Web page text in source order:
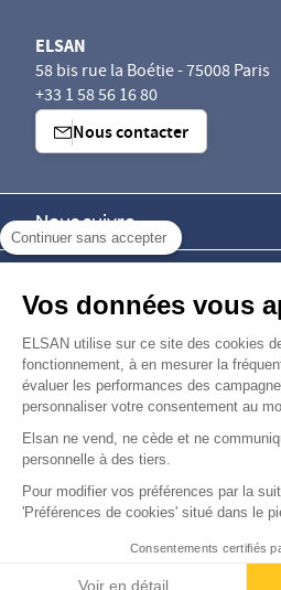
Continuer sans accepter
Vos données vous
ELSAN utilise sur ce site des cookies
fonctionnement, à en mesurer la
évaluer les performances des
personnaliser votre consentement au
Elsan ne vend, ne cède et ne
personnelle à des tiers.
Pour modifier vos préférences par la
'Préférences de cookies' situé dans le
Consentements certifiés
Voir en détail
ELSAN
58 bis rue la Boétie - 75008 Paris
+33 1 58 56 16 80
Nous contacter
Nous suivre
Nous rejoindre
Devenir fournisseur
© Copyright 2026 Elsan
Mentions Légales-Données personnelles
Agence digitale : VOID